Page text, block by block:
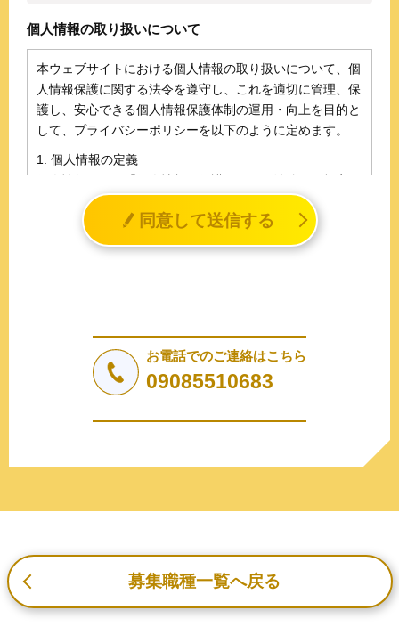
個人情報の取り扱いについて
本ウェブサイトにおける個人情報の取り扱いについて、個
人情報保護に関する法令を遵守し、これを適切に管理、保
護し、安心できる個人情報保護体制の運用・向上を目的と
して、プライバシーポリシーを以下のように定めます。
1. 個人情報の定義
個人情報とは、「個人情報の保護に関する法律」に規定さ
れる生存する個人に関する情報であって、氏名、生年月日
その他の記述等により特定の個人を識別することができる
情報（個人識別情報）を指します。
a.応募者等からのお問い合わせに対応・管理するため
b.本ウェブサイトにおけるサービスの提供・運用のため
3. プライバシー尊重
4. 法令等の遵守
応募者等の個人情報の取得、利用その他一切の取り扱いに
令、及び本プライバシーポリシーを遵守します。
同意して送信する
お電話でのご連絡はこちら
09085510683
募集職種一覧へ戻る